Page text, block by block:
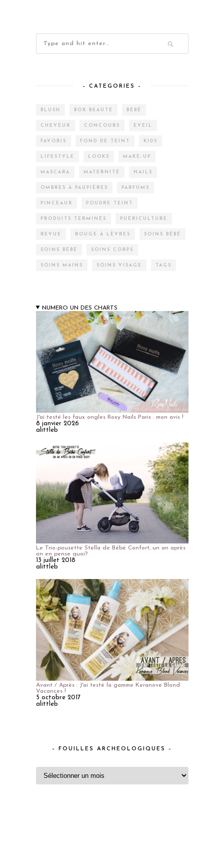
– CATEGORIES –
BLUSH BOX BEAUTÉ BÉBÉ
CHEVEUX CONCOURS EVEIL
FAVORIS FOND DE TEINT KIDS
LIFESTYLE LOOKS MAKE-UP
MASCARA MATERNITÉ NAILS
OMBRES À PAUPIÈRES PARFUMS
PINCEAUX POUDRE TEINT
PRODUITS TERMINÉS PUÉRICULTURE
REVUE ROUGE À LÈVRES SOINS BÉBÉ
SOINS BÉBÉ SOINS CORPS
SOINS MAINS SOINS VISAGE TAGS
NUMERO UN DES CHARTS
J'ai testé les faux ongles Roxy Nails Paris : mon avis !
8 janvier 2026
alittleb
Le Trio-pousette Stella de Bébé Confort, un an après
on en pense quoi?
13 juillet 2018
alittleb
Avant / Après : J'ai testé la gamme Keranove Blond
Vacances !
5 octobre 2017
alittleb
– FOUILLES ARCHEOLOGIQUES –